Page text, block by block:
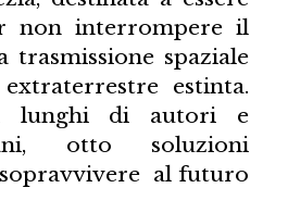
non interrompere il
trasmissione spaziale
estinta.
lunghi di autori e
otto soluzioni
al futuro